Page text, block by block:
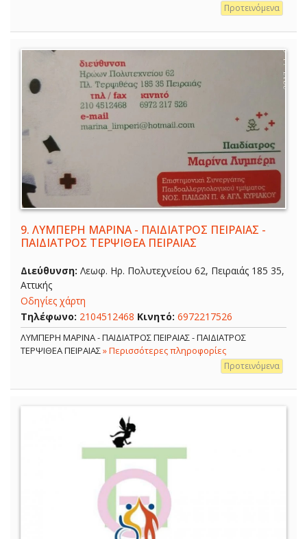
Προτεινόμενα
9. ΛΥΜΠΕΡΗ ΜΑΡΙΝΑ - ΠΑΙΔΙΑΤΡΟΣ ΠΕΙΡΑΙΑΣ -
ΠΑΙΔΙΑΤΡΟΣ ΤΕΡΨΙΘΕΑ ΠΕΙΡΑΙΑΣ
Διεύθυνση: Λεωφ. Ηρ. Πολυτεχνείου 62, Πειραιάς 185 35,
Αττικής
Οδηγίες χάρτη
Τηλέφωνο: 2104512468 Κινητό: 6972217526
ΛΥΜΠΕΡΗ ΜΑΡΙΝΑ - ΠΑΙΔΙΑΤΡΟΣ ΠΕΙΡΑΙΑΣ - ΠΑΙΔΙΑΤΡΟΣ
ΤΕΡΨΙΘΕΑ ΠΕΙΡΑΙΑΣ» Περισσότερες πληροφορίες
Προτεινόμενα